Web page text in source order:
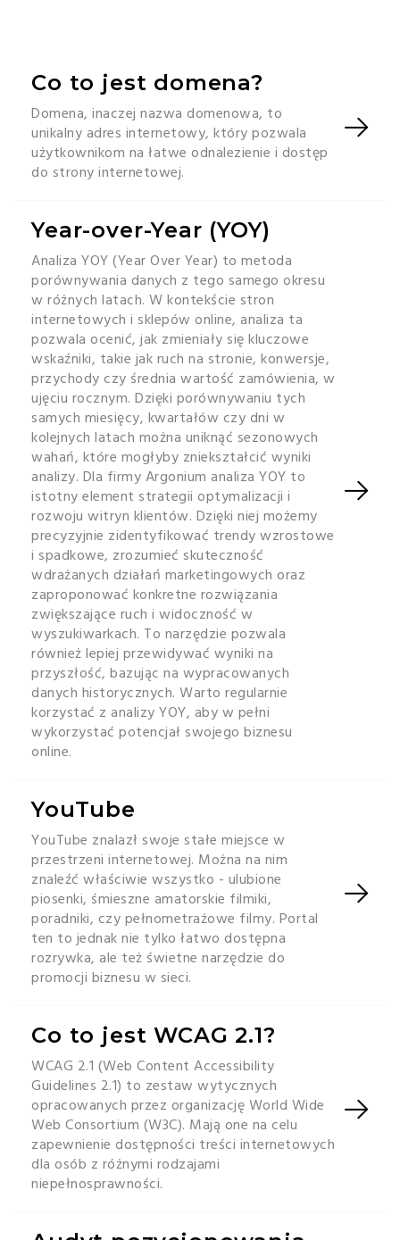
Co to jest domena?
Domena, inaczej nazwa domenowa, to
unikalny adres internetowy, który pozwala
użytkownikom na łatwe odnalezienie i dostęp
do strony internetowej.
Year-over-Year (YOY)
Analiza YOY (Year Over Year) to metoda
porównywania danych z tego samego okresu
w różnych latach. W kontekście stron
internetowych i sklepów online, analiza ta
pozwala ocenić, jak zmieniały się kluczowe
wskaźniki, takie jak ruch na stronie, konwersje,
przychody czy średnia wartość zamówienia, w
ujęciu rocznym. Dzięki porównywaniu tych
samych miesięcy, kwartałów czy dni w
kolejnych latach można uniknąć sezonowych
wahań, które mogłyby zniekształcić wyniki
analizy. Dla firmy Argonium analiza YOY to
istotny element strategii optymalizacji i
rozwoju witryn klientów. Dzięki niej możemy
precyzyjnie zidentyfikować trendy wzrostowe
i spadkowe, zrozumieć skuteczność
wdrażanych działań marketingowych oraz
zaproponować konkretne rozwiązania
zwiększające ruch i widoczność w
wyszukiwarkach. To narzędzie pozwala
również lepiej przewidywać wyniki na
przyszłość, bazując na wypracowanych
danych historycznych. Warto regularnie
korzystać z analizy YOY, aby w pełni
wykorzystać potencjał swojego biznesu
online.
YouTube
YouTube znalazł swoje stałe miejsce w
przestrzeni internetowej. Można na nim
znaleźć właściwie wszystko - ulubione
piosenki, śmieszne amatorskie filmiki,
poradniki, czy pełnometrażowe filmy. Portal
ten to jednak nie tylko łatwo dostępna
rozrywka, ale też świetne narzędzie do
promocji biznesu w sieci.
Co to jest WCAG 2.1?
WCAG 2.1 (Web Content Accessibility
Guidelines 2.1) to zestaw wytycznych
opracowanych przez organizację World Wide
Web Consortium (W3C). Mają one na celu
zapewnienie dostępności treści internetowych
dla osób z różnymi rodzajami
niepełnosprawności.